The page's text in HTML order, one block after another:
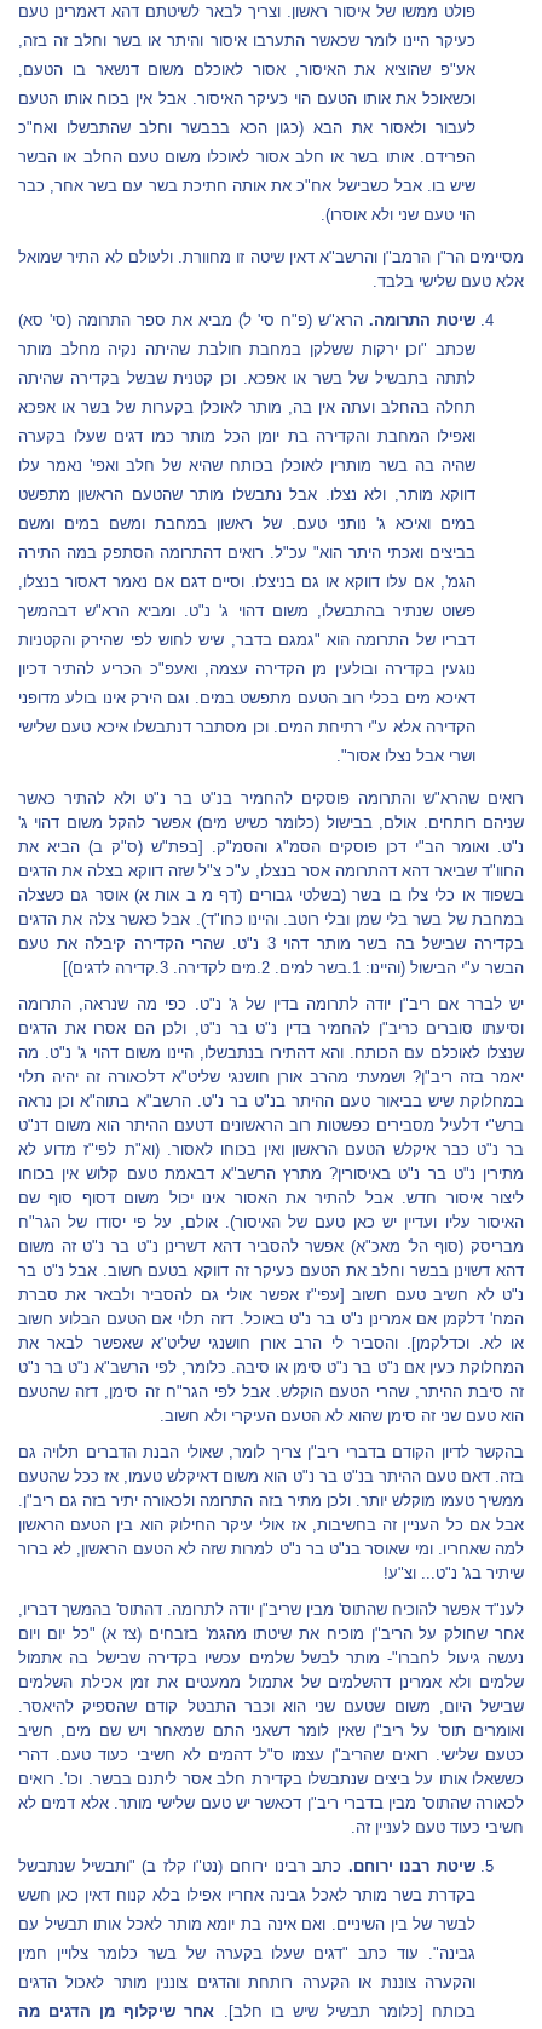
פולט ממשו של איסור ראשון. וצריך לבאר לשיטתם דהא דאמרינן טעם
כעיקר היינו לומר שכאשר התערבו איסור והיתר או בשר וחלב זה בזה,
אע"פ שהוציא את האיסור, אסור לאוכלם משום דנשאר בו הטעם,
וכשאוכל את אותו הטעם הוי כעיקר האיסור. אבל אין בכוח אותו הטעם
לעבור ולאסור את הבא (כגון הכא בבבשר וחלב שהתבשלו ואח"כ
הפרידם. אותו בשר או חלב אסור לאוכלו משום טעם החלב או הבשר
שיש בו. אבל כשבישל אח"כ את אותה חתיכת בשר עם בשר אחר, כבר
הוי טעם שני ולא אוסרו).
מסיימים הר"ן הרמב"ן והרשב"א דאין שיטה זו מחוורת. ולעולם לא התיר שמואל
אלא טעם שלישי בלבד.
שיטת התרומה. הרא"ש (פ"ח סי' ל) מביא את ספר התרומה (סי' סא)
שכתב "וכן ירקות ששלקן במחבת חולבת שהיתה נקיה מחלב מותר
לתתה בתבשיל של בשר או אפכא. וכן קטנית שבשל בקדירה שהיתה
תחלה בהחלב ועתה אין בה, מותר לאוכלן בקערות של בשר או אפכא
ואפילו המחבת והקדירה בת יומן הכל מותר כמו דגים שעלו בקערה
שהיה בה בשר מותרין לאוכלן בכותח שהיא של חלב ואפי' נאמר עלו
דווקא מותר, ולא נצלו. אבל נתבשלו מותר שהטעם הראשון מתפשט
במים ואיכא ג' נותני טעם. של ראשון במחבת ומשם במים ומשם
בביצים ואכתי היתר הוא" עכ"ל. רואים דהתרומה הסתפק במה התירה
הגמ', אם עלו דווקא או גם בניצלו. וסיים דגם אם נאמר דאסור בנצלו,
פשוט שנתיר בהתבשלו, משום דהוי ג' נ"ט. ומביא הרא"ש דבהמשך
דבריו של התרומה הוא "גמגם בדבר, שיש לחוש לפי שהירק והקטניות
נוגעין בקדירה ובולעין מן הקדירה עצמה, ואעפ"כ הכריע להתיר דכיון
דאיכא מים בכלי רוב הטעם מתפשט במים. וגם הירק אינו בולע מדופני
הקדירה אלא ע"י רתיחת המים. וכן מסתבר דנתבשלו איכא טעם שלישי
ושרי אבל נצלו אסור".
רואים שהרא"ש והתרומה פוסקים להחמיר בנ"ט בר נ"ט ולא להתיר כאשר
שניהם רותחים. אולם, בבישול (כלומר כשיש מים) אפשר להקל משום דהוי ג'
נ"ט. ואומר הב"י דכן פוסקים הסמ"ג והסמ"ק. [בפת"ש (ס"ק ב) הביא את
החוו"ד שביאר דהא דהתרומה אסר בנצלו, ע"כ צ"ל שזה דווקא בצלה את הדגים
בשפוד או כלי צלו בו בשר (בשלטי גבורים (דף מ ב אות א) אוסר גם כשצלה
במחבת של בשר בלי שמן ובלי רוטב. והיינו כחו"ד). אבל כאשר צלה את הדגים
בקדירה שבישל בה בשר מותר דהוי 3 נ"ט. שהרי הקדירה קיבלה את טעם
הבשר ע"י הבישול (והיינו: 1.בשר למים. 2.מים לקדירה. 3.קדירה לדגים)]
יש לברר אם ריב"ן יודה לתרומה בדין של ג' נ"ט. כפי מה שנראה, התרומה
וסיעתו סוברים כריב"ן להחמיר בדין נ"ט בר נ"ט, ולכן הם אסרו את הדגים
שנצלו לאוכלם עם הכותח. והא דהתירו בנתבשלו, היינו משום דהוי ג' נ"ט. מה
יאמר בזה ריב"ן? ושמעתי מהרב אורן חושנגי שליט"א דלכאורה זה יהיה תלוי
במחלוקת שיש בביאור טעם ההיתר בנ"ט בר נ"ט. הרשב"א בתוה"א וכן נראה
ברש"י דלעיל מסבירים כפשטות רוב הראשונים דטעם ההיתר הוא משום דנ"ט
בר נ"ט כבר איקלש הטעם הראשון ואין בכוחו לאסור. (וא"ת לפי"ז מדוע לא
מתירין נ"ט בר נ"ט באיסורין? מתרץ הרשב"א דבאמת טעם קלוש אין בכוחו
ליצור איסור חדש. אבל להתיר את האסור אינו יכול משום דסוף סוף שם
האיסור עליו ועדיין יש כאן טעם של האיסור). אולם, על פי יסודו של הגר"ח
מבריסק (סוף הל' מאכ"א) אפשר להסביר דהא דשרינן נ"ט בר נ"ט זה משום
דהא דשוינן בבשר וחלב את הטעם כעיקר זה דווקא בטעם חשוב. אבל נ"ט בר
נ"ט לא חשיב טעם חשוב [עפי"ז אפשר אולי גם להסביר ולבאר את סברת
המח' דלקמן אם אמרינן נ"ט בר נ"ט באוכל. דזה תלוי אם הטעם הבלוע חשוב
או לא. וכדלקמן]. והסביר לי הרב אורן חושנגי שליט"א שאפשר לבאר את
המחלוקת כעין אם נ"ט בר נ"ט סימן או סיבה. כלומר, לפי הרשב"א נ"ט בר נ"ט
זה סיבת ההיתר, שהרי הטעם הוקלש. אבל לפי הגר"ח זה סימן, דזה שהטעם
הוא טעם שני זה סימן שהוא לא הטעם העיקרי ולא חשוב.
בהקשר לדיון הקודם בדברי ריב"ן צריך לומר, שאולי הבנת הדברים תלויה גם
בזה. דאם טעם ההיתר בנ"ט בר נ"ט הוא משום דאיקלש טעמו, אז ככל שהטעם
ממשיך טעמו מוקלש יותר. ולכן מתיר בזה התרומה ולכאורה יתיר בזה גם ריב"ן.
אבל אם כל העניין זה בחשיבות, אז אולי עיקר החילוק הוא בין הטעם הראשון
למה שאחריו. ומי שאוסר בנ"ט בר נ"ט למרות שזה לא הטעם הראשון, לא ברור
שיתיר בג' נ"ט... וצ"ע!
לענ"ד אפשר להוכיח שהתוס' מבין שריב"ן יודה לתרומה. דהתוס' בהמשך דבריו,
אחר שחולק על הריב"ן מוכיח את שיטתו מהגמ' בזבחים (צז א) "כל יום ויום
נעשה גיעול לחברו"- מותר לבשל שלמים עכשיו בקדירה שבישל בה אתמול
שלמים ולא אמרינן דהשלמים של אתמול ממעטים את זמן אכילת השלמים
שבישל היום, משום שטעם שני הוא וכבר התבטל קודם שהספיק להיאסר.
ואומרים תוס' על ריב"ן שאין לומר דשאני התם שמאחר ויש שם מים, חשיב
כטעם שלישי. רואים שהריב"ן עצמו ס"ל דהמים לא חשיבי כעוד טעם. דהרי
כששאלו אותו על ביצים שנתבשלו בקדירת חלב אסר ליתנם בבשר. וכו'. רואים
לכאורה שהתוס' מבין בדברי ריב"ן דכאשר יש טעם שלישי מותר. אלא דמים לא
חשיבי כעוד טעם לעניין זה.
שיטת רבנו ירוחם. כתב רבינו ירוחם (נט"ו קלז ב) "ותבשיל שנתבשל
בקדרת בשר מותר לאכל גבינה אחריו אפילו בלא קנוח דאין כאן חשש
לבשר של בין השיניים. ואם אינה בת יומא מותר לאכל אותו תבשיל עם
גבינה". עוד כתב "דגים שעלו בקערה של בשר כלומר צלויין חמין
והקערה צוננת או הקערה רותחת והדגים צוננין מותר לאכול הדגים
בכותח [כלומר תבשיל שיש בו חלב]. אחר שיקלוף מן הדגים מה